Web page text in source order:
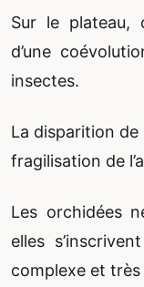
Sur le plateau,
d’une
insectes.
La disparition de
fragilisation de
Les orchidées
elles
complexe et très